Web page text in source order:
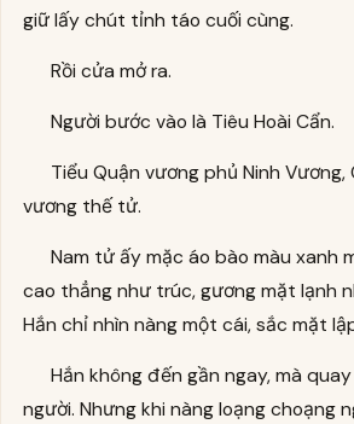
giữ lấy chút tỉnh táo cuối cùng.
Rồi cửa mở ra.
Người bước vào là Tiêu Hoài Cẩn.
Tiểu Quận vương phủ Ninh Vương,
vương thế tử.
Nam tử ấy mặc áo bào màu xanh
cao thẳng như trúc, gương mặt lạnh
Hắn chỉ nhìn nàng một cái, sắc mặt
Hắn không đến gần ngay, mà
người. Nhưng khi nàng loạng choạng